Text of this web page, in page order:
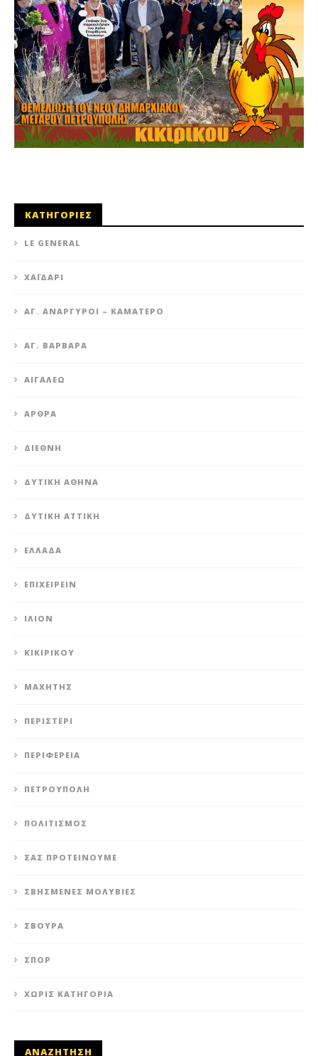
ΚΑΤΗΓΟΡΙΕΣ
LE GENERAL
XΑΪΔΆΡΙ
ΆΓ. ΑΝΆΡΓΥΡΟΙ – KΑΜΑΤΕΡΌ
ΑΓ. ΒΑΡΒΆΡΑ
ΑΙΓΆΛΕΩ
ΆΡΘΡΑ
ΔΙΕΘΝΉ
ΔΥΤΙΚΉ ΑΘΉΝΑ
ΔΥΤΙΚΉ ΑΤΤΙΚΉ
ΕΛΛΆΔΑ
ΕΠΙΧΕΙΡΕΊΝ
ΊΛΙΟΝ
ΚΙΚΙΡΙΚΟΥ
ΜΑΧΗΤΗΣ
ΠΕΡΙΣΤΈΡΙ
ΠΕΡΙΦΈΡΕΙΑ
ΠΕΤΡΟΎΠΟΛΗ
ΠΟΛΙΤΙΣΜΌΣ
ΣΑΣ ΠΡΟΤΕΊΝΟΥΜΕ
ΣΒΗΣΜΈΝΕΣ ΜΟΛΥΒΙΈΣ
ΣΒΟΎΡΑ
ΣΠΟΡ
ΧΩΡΊΣ ΚΑΤΗΓΟΡΊΑ
ΑΝΑΖΗΤΗΣΗ